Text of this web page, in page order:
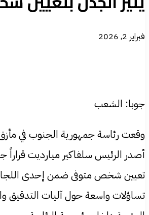
فبراير 2, 2026
جوبا: الشعب
وقعت رئاسة جمهورية الجنوب في
أصدر الرئيس سلفاكير ميارديت
تعيين شخص متوفى ضمن إحدى اللجان
تساؤلات واسعة حول آليات التدقيق